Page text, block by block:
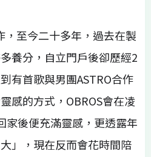
，至今二十多年，過去在製
養分，自立門戶後卻歷經2
有首歌與男團ASTRO合作
感的方式，OBROS會在凌
家後便充滿靈感，更透露年
」，現在反而會花時間陪